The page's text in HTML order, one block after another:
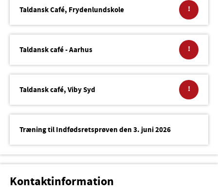
Taldansk Café, Frydenlundskole !
Taldansk café - Aarhus !
Taldansk café, Viby Syd !
Træning til Indfødsretsprøven den 3. juni 2026
Kontaktinformation